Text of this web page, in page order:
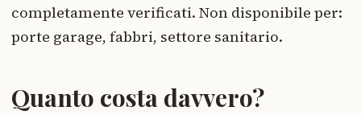
completamente verificati. Non disponibile per:
porte garage, fabbri, settore sanitario.
Quanto costa davvero?